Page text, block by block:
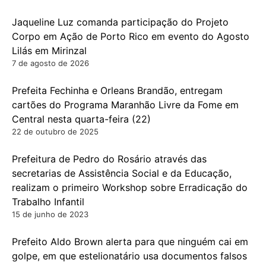
Jaqueline Luz comanda participação do Projeto
Corpo em Ação de Porto Rico em evento do Agosto
Lilás em Mirinzal
7 de agosto de 2026
Prefeita Fechinha e Orleans Brandão, entregam
cartões do Programa Maranhão Livre da Fome em
Central nesta quarta-feira (22)
22 de outubro de 2025
Prefeitura de Pedro do Rosário através das
secretarias de Assistência Social e da Educação,
realizam o primeiro Workshop sobre Erradicação do
Trabalho Infantil
15 de junho de 2023
Prefeito Aldo Brown alerta para que ninguém cai em
golpe, em que estelionatário usa documentos falsos